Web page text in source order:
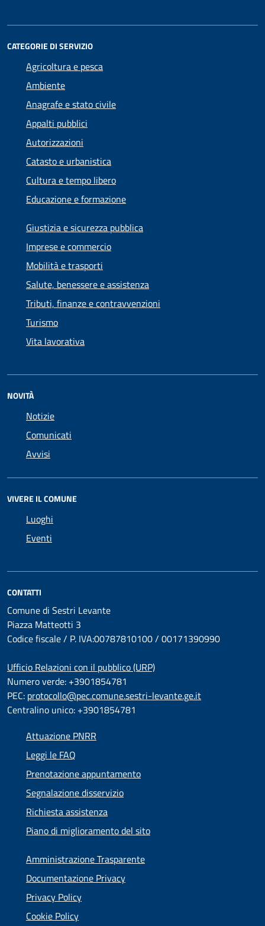
CATEGORIE DI SERVIZIO
Agricoltura e pesca
Ambiente
Anagrafe e stato civile
Appalti pubblici
Autorizzazioni
Catasto e urbanistica
Cultura e tempo libero
Educazione e formazione
Giustizia e sicurezza pubblica
Imprese e commercio
Mobilità e trasporti
Salute, benessere e assistenza
Tributi, finanze e contravvenzioni
Turismo
Vita lavorativa
NOVITÀ
Notizie
Comunicati
Avvisi
VIVERE IL COMUNE
Luoghi
Eventi
CONTATTI
Comune di Sestri Levante
Piazza Matteotti 3
Codice fiscale / P. IVA:00787810100 / 00171390990
Ufficio Relazioni con il pubblico (URP)
Numero verde: +3901854781
PEC: protocollo@pec.comune.sestri-levante.ge.it
Centralino unico: +3901854781
Attuazione PNRR
Leggi le FAQ
Prenotazione appuntamento
Segnalazione disservizio
Richiesta assistenza
Piano di miglioramento del sito
Amministrazione Trasparente
Documentazione Privacy
Privacy Policy
Cookie Policy